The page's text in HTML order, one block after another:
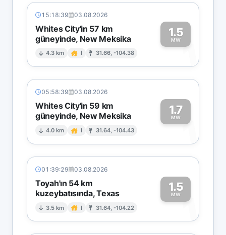
15:18:39 03.08.2026
Whites City'in 57 km
güneyinde, New Meksika
4.3 km I 31.66, -104.38
1.5
MW1
05:58:39 03.08.2026
Whites City'in 59 km
güneyinde, New Meksika
4.0 km I 31.64, -104.43
1.7
MW1
01:39:29 03.08.2026
Toyah'ın 54 km
kuzeybatısında, Texas
3.5 km I 31.64, -104.22
1.5
MW1